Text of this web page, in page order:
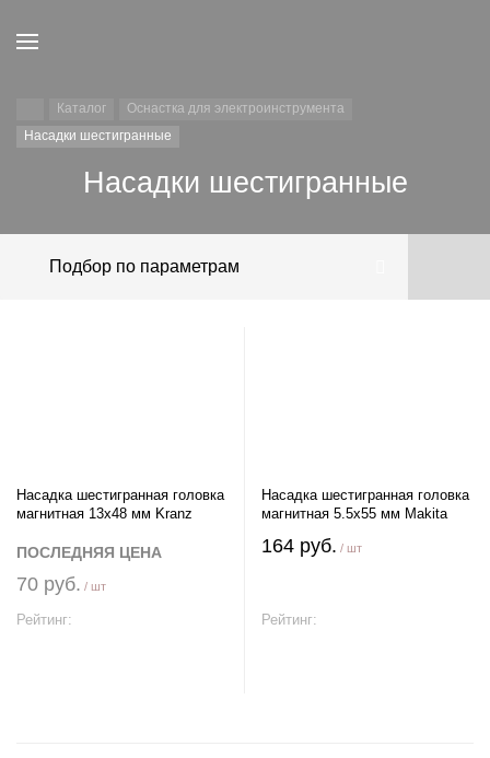
Каталог
Оснастка для электроинструмента
Насадки шестигранные
Насадки шестигранные
Подбор по параметрам
Насадка шестигранная головка
магнитная 13х48 мм Kranz
ПОСЛЕДНЯЯ ЦЕНА
70 руб. / шт
Рейтинг:
Насадка шестигранная головка
магнитная 5.5х55 мм Makita
164 руб. / шт
Рейтинг: